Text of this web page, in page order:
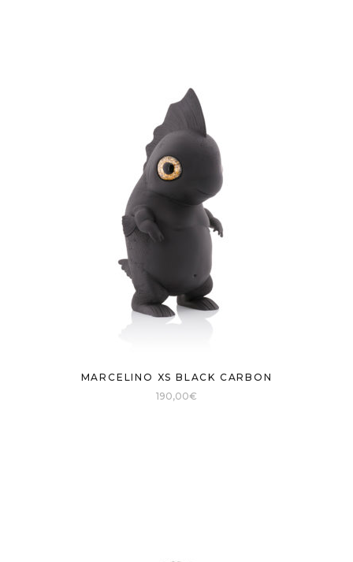
MARCELINO XS BLACK CARBON
190,00€